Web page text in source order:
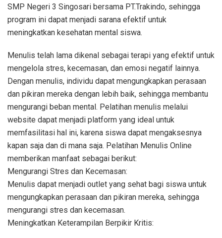
SMP Negeri 3 Singosari bersama PT.Trakindo, sehingga
program ini dapat menjadi sarana efektif untuk
meningkatkan kesehatan mental siswa.
Menulis telah lama dikenal sebagai terapi yang efektif untuk
mengelola stres, kecemasan, dan emosi negatif lainnya.
Dengan menulis, individu dapat mengungkapkan perasaan
dan pikiran mereka dengan lebih baik, sehingga membantu
mengurangi beban mental. Pelatihan menulis melalui
website dapat menjadi platform yang ideal untuk
memfasilitasi hal ini, karena siswa dapat mengaksesnya
kapan saja dan di mana saja. Pelatihan Menulis Online
memberikan manfaat sebagai berikut:
Mengurangi Stres dan Kecemasan:
Menulis dapat menjadi outlet yang sehat bagi siswa untuk
mengungkapkan perasaan dan pikiran mereka, sehingga
mengurangi stres dan kecemasan.
Meningkatkan Keterampilan Berpikir Kritis: